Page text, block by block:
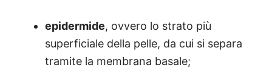
epidermide, ovvero lo strato più
superficiale della pelle, da cui si separa
tramite la membrana basale;